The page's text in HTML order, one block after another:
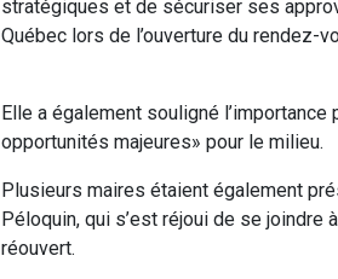
stratégiques et de sécuriser ses
Québec lors de l’ouverture du rendez-
Elle a également souligné
opportunités majeures» pour le milieu.
Plusieurs maires étaient également
Péloquin, qui s’est réjoui de se joindre
réouvert.